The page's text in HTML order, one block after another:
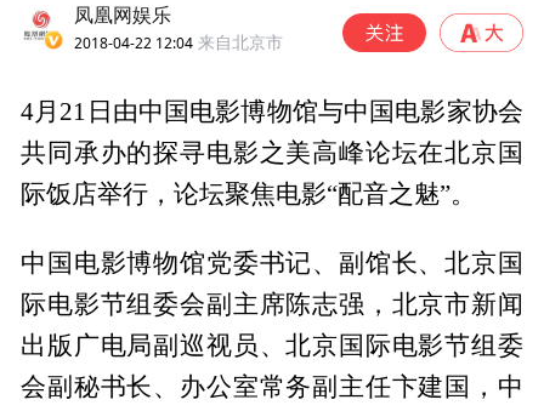
凤凰网娱乐
2018-04-22 12:04 来自北京市
4月21日由中国电影博物馆与中国电影家协会
共同承办的探寻电影之美高峰论坛在北京国
际饭店举行，论坛聚焦电影“配音之魅”。
中国电影博物馆党委书记、副馆长、北京国
际电影节组委会副主席陈志强，北京市新闻
出版广电局副巡视员、北京国际电影节组委
会副秘书长、办公室常务副主任卞建国，中